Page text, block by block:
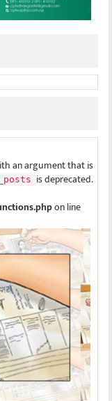
an argument that is
is deprecated.
on line